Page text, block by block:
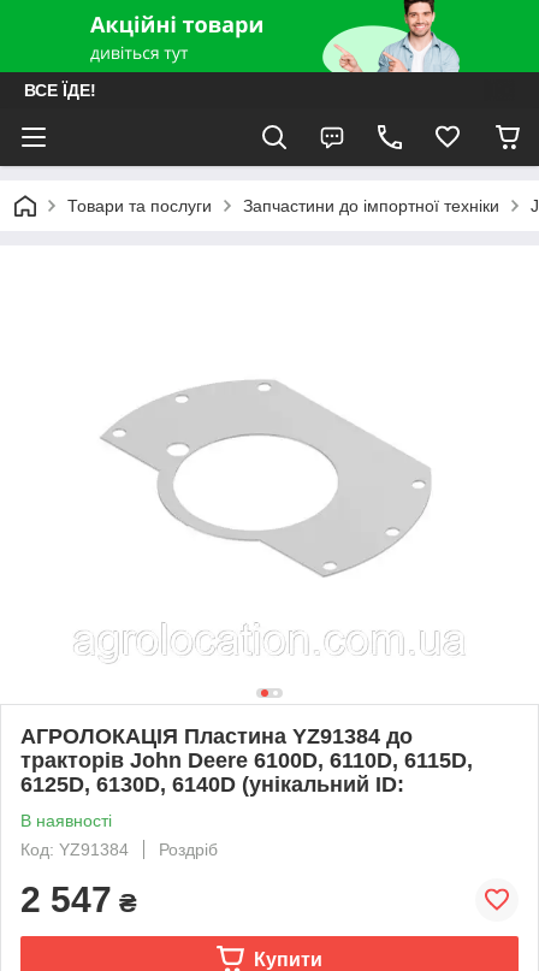
ВСЕ ЇДЕ!
Товари та послуги Запчастини до імпортної техніки
АГРОЛОКАЦІЯ Пластина YZ91384 до
тракторів John Deere 6100D, 6110D, 6115D,
6125D, 6130D, 6140D (унікальний ID:
В наявності
Код: YZ91384
Роздріб
2 547 ₴
Купити